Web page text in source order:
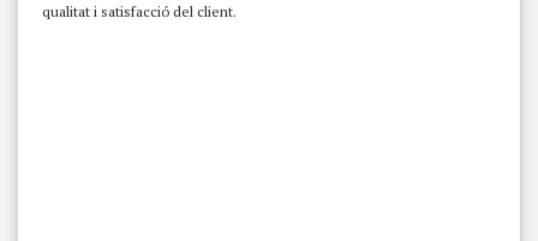
qualitat i satisfacció del client.